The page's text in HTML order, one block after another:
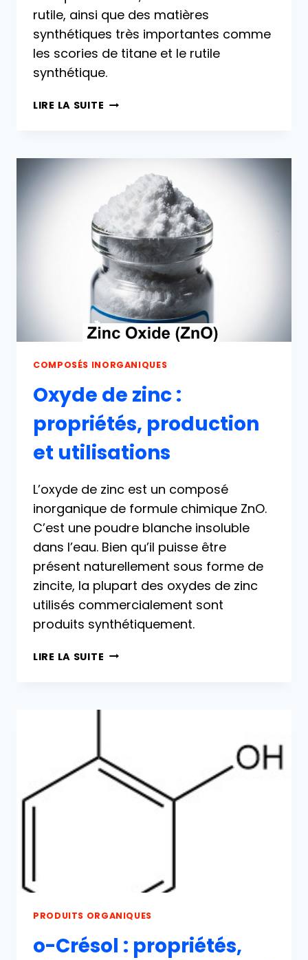
rutile, ainsi que des matières
synthétiques très importantes comme
les scories de titane et le rutile
synthétique.
LIRE LA SUITE MATIÈRES
PRODUCTION
DE
DIOXYDE
DE
TITANE
COMPOSÉS INORGANIQUES
Oxyde de zinc :
propriétés, production
et utilisations
L’oxyde de zinc est un composé
inorganique de formule chimique ZnO.
C’est une poudre blanche insoluble
dans l’eau. Bien qu’il puisse être
présent naturellement sous forme de
zincite, la plupart des oxydes de zinc
utilisés commercialement sont
produits synthétiquement.
LIRE LA SUITE OXYDE
PRODUITS ORGANIQUES
o-Crésol : propriétés,